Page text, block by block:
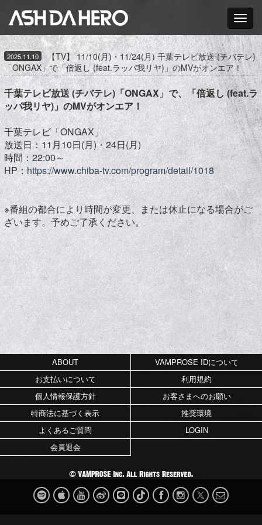
Toggle
2025.11.10
【TV】 11/10(月)・11/24(月) 千葉テレビ放送 (チバテレ)
「ONGAX」で「倍返し (feat.ラッパ我リヤ)」のMVがオンエア！
千葉テレビ放送 (チバテレ)「ONGAX」で、「倍返し (feat.ラ
ッパ我リヤ)」のMVがオンエア！
千葉テレビ「ONGAX」
放送日：11月10日(月)・24日(月)
時間：22:00～
HP：https://www.chiba-tv.com/program/detail/1018
※番組の都合により時間が変更、または休止になる場合がご
ざいます。予めご了承ください。
ABOUT
VAMPROSE IDについて
お支払いについて
利用規約
個人情報保護方針
お客さまへのお願い
特商法に基づく表示
推奨環境
よくあるご質問
LOGIN
会員退会